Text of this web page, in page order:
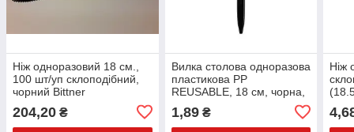
Ніж одноразовий 18 см.,
100 шт/уп склоподібний,
чорний Bittner
204,20 ₴
Вилка столова одноразова
пластикова PP
REUSABLE, 18 см, чорна,
1,89₴
Ніж